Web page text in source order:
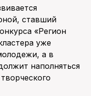
ставший
«Регион
уже
а в
наполняться